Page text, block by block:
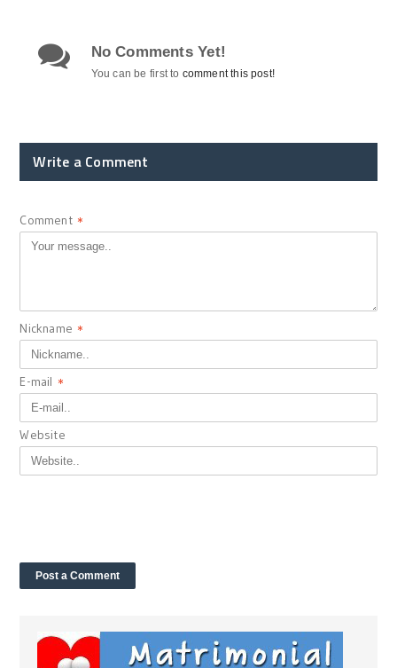
No Comments Yet!
You can be first to comment this post!
Write a Comment
Comment *
Nickname *
E-mail *
Website